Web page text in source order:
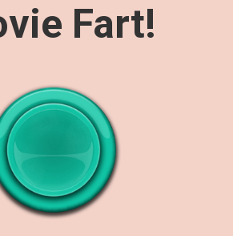
Fart!